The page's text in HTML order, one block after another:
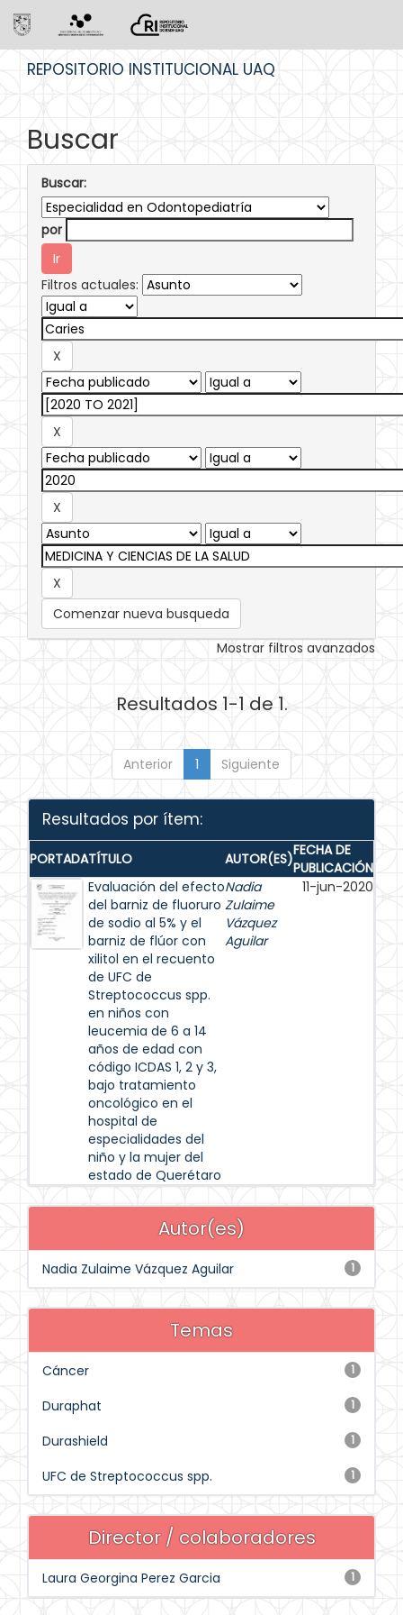
REPOSITORIO INSTITUCIONAL UAQ
Buscar
Buscar:
por
Filtros actuales:
Comenzar nueva busqueda
Mostrar filtros avanzados
Resultados 1-1 de 1.
Anterior 1 Siguiente
Resultados por ítem:
PORTADATÍTULO AUTOR(ES)FECHA DE
PUBLICACIÓN
Evaluación del efecto
del barniz de fluoruro
de sodio al 5% y el
barniz de flúor con
xilitol en el recuento
de UFC de
Streptococcus spp.
en niños con
leucemia de 6 a 14
años de edad con
código ICDAS 1, 2 y 3,
bajo tratamiento
oncológico en el
hospital de
especialidades del
niño y la mujer del
estado de Querétaro
Nadia
Zulaime
Vázquez
Aguilar
11-jun-2020
Autor(es)
1
Nadia Zulaime Vázquez Aguilar
Temas
1
Cáncer
1
Duraphat
1
Durashield
1
UFC de Streptococcus spp.
Director / colaboradores
1
Laura Georgina Perez Garcia